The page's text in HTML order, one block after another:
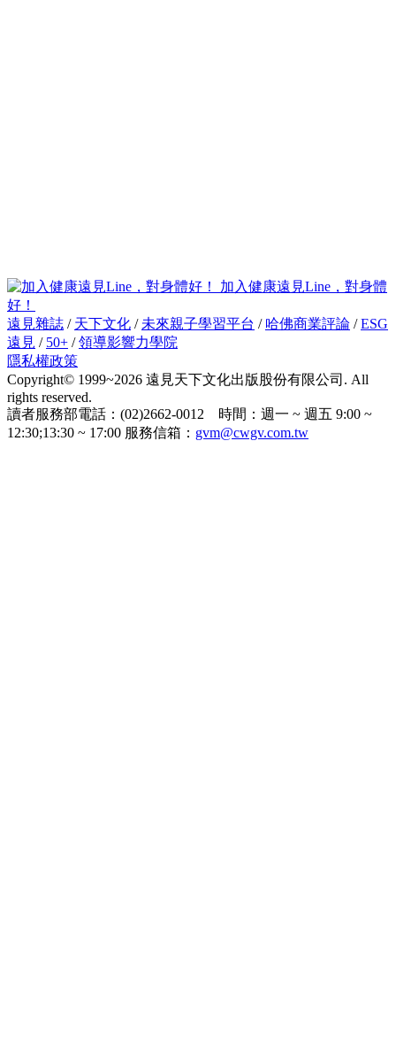
加入健康遠見Line，對身體
好！
遠見雜誌 / 天下文化 / 未來親子學習平台 / 哈佛商業評論 /ESG
遠見 / 50+ /領導影響力學院
隱私權政策
Copyright© 1999~2026 遠見天下文化出版股份有限公司. All
rights reserved.
讀者服務部電話：(02)2662-0012 時間：週一 ~ 週五 9:00 ~
12:30;13:30 ~ 17:00 服務信箱： gvm@cwgv.com.tw